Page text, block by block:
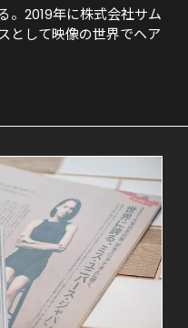
。2019年に株式会社サム
として映像の世界でヘア